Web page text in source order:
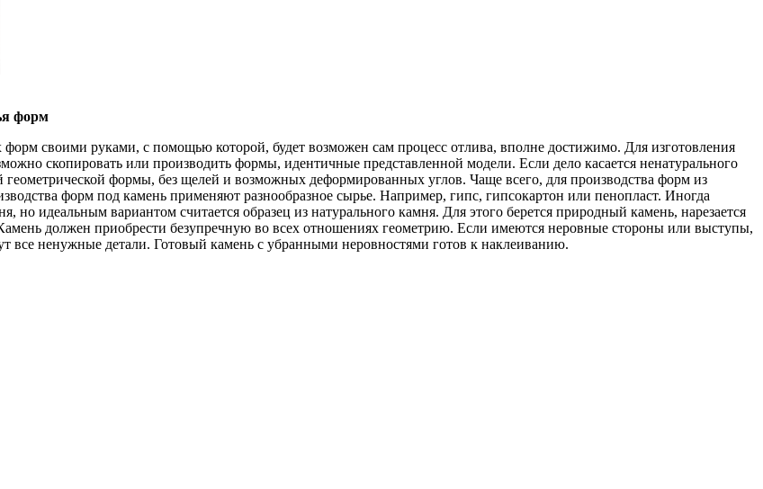
форм
своими руками, с помощью которой, будет возможен сам процесс отлива, вполне достижимо. Для изготовления
скопировать или производить формы, идентичные представленной модели. Если дело касается ненатурального
геометрической формы, без щелей и возможных деформированных углов. Чаще всего, для производства форм из
форм под камень применяют разнообразное сырье. Например, гипс, гипсокартон или пенопласт. Иногда
но идеальным вариантом считается образец из натурального камня. Для этого берется природный камень, нарезается
должен приобрести безупречную во всех отношениях геометрию. Если имеются неровные стороны или выступы,
все ненужные детали. Готовый камень с убранными неровностями готов к наклеиванию.